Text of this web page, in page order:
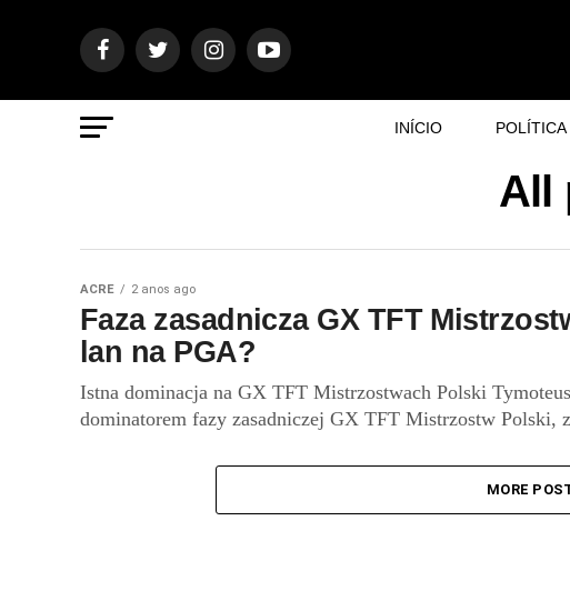
INÍCIO POLÍTICA
All
ACRE 2 anos ago
Faza zasadnicza GX TFT
lan na PGA?
Istna dominacja na GX TFT Mistrzostwach Polski
dominatorem fazy zasadniczej GX TFT Mistrzostw Polski,
MORE